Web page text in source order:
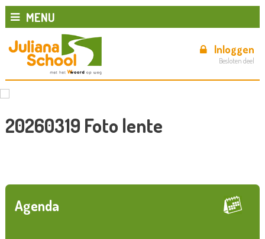
MENU
Inloggen
Besloten deel
20260319 Foto lente
Agenda